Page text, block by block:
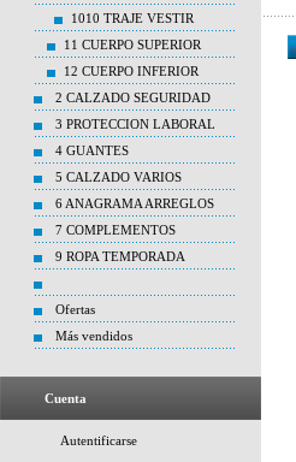
1010 TRAJE VESTIR
11 CUERPO SUPERIOR
12 CUERPO INFERIOR
2 CALZADO SEGURIDAD
3 PROTECCION LABORAL
4 GUANTES
5 CALZADO VARIOS
6 ANAGRAMA ARREGLOS
7 COMPLEMENTOS
9 ROPA TEMPORADA
Ofertas
Más vendidos
Cuenta
Autentificarse